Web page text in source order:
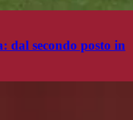
dal secondo posto in